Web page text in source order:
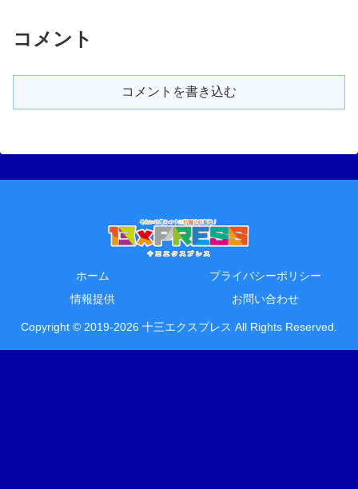
コメント
コメントを書き込む
ホーム
プライバシーポリシー
情報提供
お問い合わせ
Copyright © 2019-2026 十三エクスプレス All Rights Reserved.